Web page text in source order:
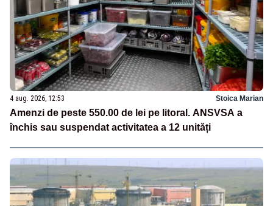
4 aug. 2026, 12:53 Stoica Marian
Amenzi de peste 550.00 de lei pe litoral. ANSVSA a
închis sau suspendat activitatea a 12 unități